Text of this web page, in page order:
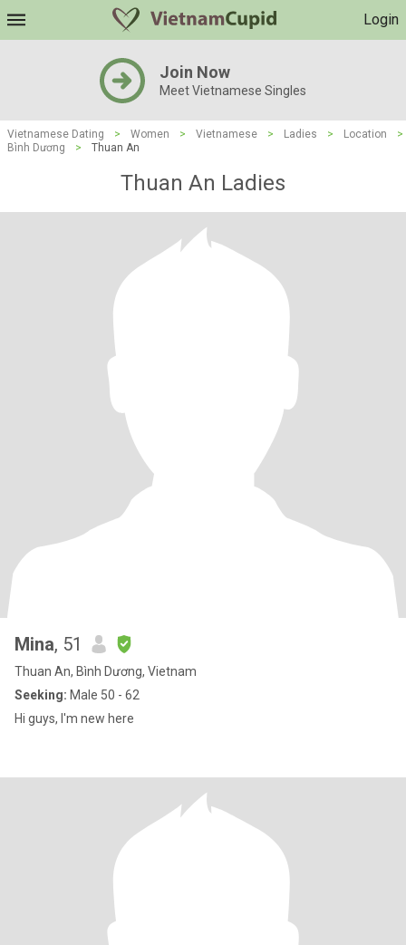
Login
Join Now
Meet Vietnamese Singles
Vietnamese Dating > Women > Vietnamese > Ladies > Location
>
Bình Dương
> Thuan An
Thuan An Ladies
Mina, 51
Thuan An, Bình Dương, Vietnam
Seeking: Male 50 - 62
Hi guys, I'm new here